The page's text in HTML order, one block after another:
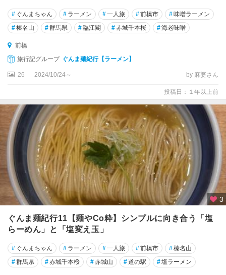
# ぐんまちゃん # ラーメン #一人旅 #前橋市 #味噌ラーメン
#榛名山 #群馬県 #臨江閣 #赤城千本桜 #海老味噌
前橋
旅行記グループ ぐんま麺紀行【ラーメン】
26 2024/10/24～ by 麻婆さん
投稿日：１年以上前
3
ぐんま麺紀行11【麺やCo粋】シンプルに向き合う「塩
らーめん」と「塩変え玉」
# ぐんまちゃん # ラーメン #一人旅 #前橋市 #榛名山
#群馬県 #赤城千本桜 #赤城山 #道の駅 #塩ラーメン